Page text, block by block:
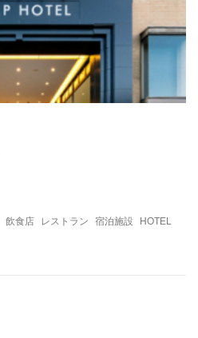
飲食店 レストラン 宿泊施設
HOTEL